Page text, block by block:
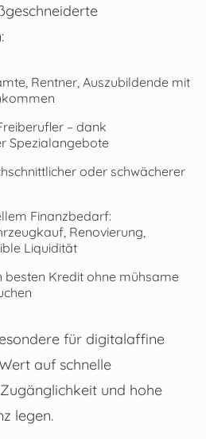
Rentner, Auszubildende mit
– dank
Spezialangebote
oder schwächerer
Finanzbedarf:
Renovierung,
Liquidität
besten Kredit ohne mühsame
für digitalaffine
auf schnelle
und hohe
legen.